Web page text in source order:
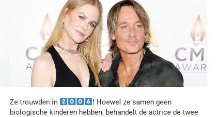
Ze trouwden in
! Hoewel ze samen geen
biologische kinderen hebben, behandelt de actrice de twee